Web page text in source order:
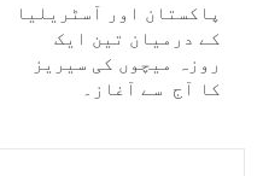
پاکستان اور آسٹریلیا
کے درمیان تین ایک
روزہ میچوں کی سیریز
کا آج سے آغاز۔